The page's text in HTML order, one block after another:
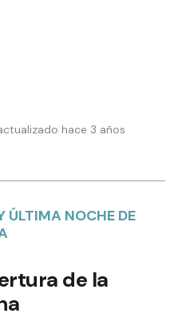
hace 3 años
ÚLTIMA NOCHE DE
de la